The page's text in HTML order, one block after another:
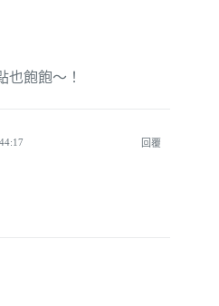
也飽飽～！
回覆